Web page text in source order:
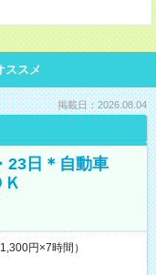
ススメ
掲載日：2026.08.04
23日＊自動車
円×7時間）